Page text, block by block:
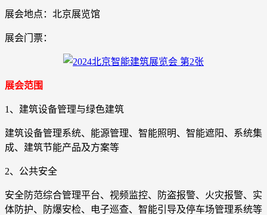
展会地点：北京展览馆
展会门票：
展会范围
1、建筑设备管理与绿色建筑
建筑设备管理系统、能源管理、智能照明、智能遮阳、系统集
成、建筑节能产品及方案等
2、公共安全
安全防范综合管理平台、视频监控、防盗报警、火灾报警、实
体防护、防爆安检、电子巡查、智能引导及停车场管理系统等